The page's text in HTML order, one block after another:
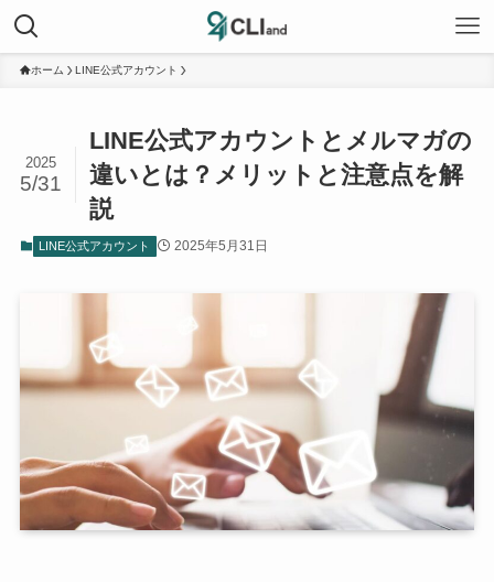
ホーム LINE公式アカウント
LINE公式アカウントとメルマガの
違いとは？メリットと注意点を解
説
2025
5/31
LINE公式アカウント 2025年5月31日